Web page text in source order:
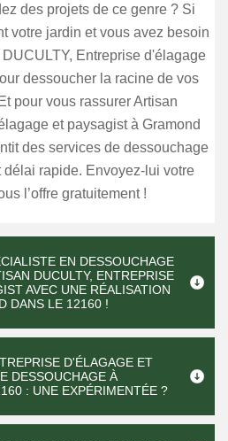
des projets de ce genre ? Si
votre jardin et vous avez besoin
Entreprise d'élagage
dessoucher la racine de vos
pour vous rassurer Artisan
et paysagist à Gramond
des services de dessouchage
délai rapide. Envoyez-lui votre
l’offre gratuitement !
EN DESSOUCHAGE
DUCULTY, ENTREPRISE
AVEC UNE RÉALISATION
DANS LE 12160 !
D'ÉLAGAGE ET
DESSOUCHAGE À
: UNE EXPÉRIMENTÉE ?